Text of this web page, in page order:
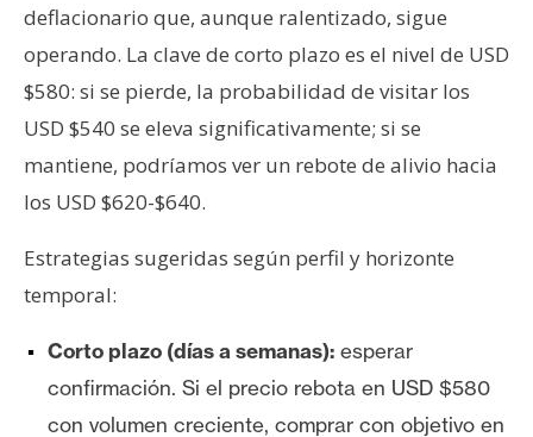
deflacionario que, aunque ralentizado, sigue
operando. La clave de corto plazo es el nivel de USD
$580: si se pierde, la probabilidad de visitar los
USD $540 se eleva significativamente; si se
mantiene, podríamos ver un rebote de alivio hacia
los USD $620-$640.
Estrategias sugeridas según perfil y horizonte
temporal:
Corto plazo (días a semanas): esperar
confirmación. Si el precio rebota en USD $580
con volumen creciente, comprar con objetivo en